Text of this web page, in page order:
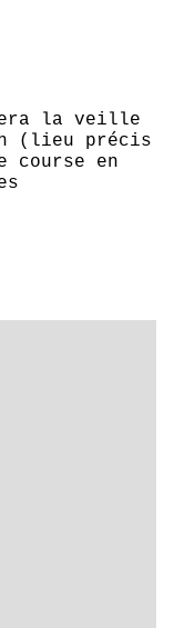
la veille
(lieu précis
en